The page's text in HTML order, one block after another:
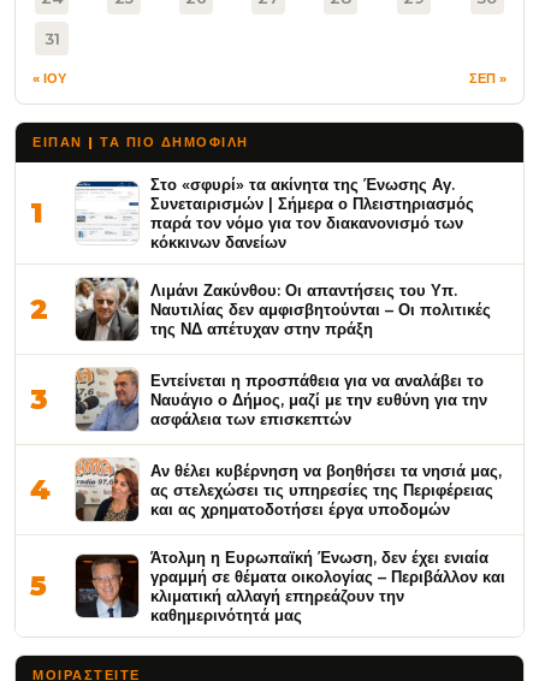
31
« ΙΟΥ ΣΕΠ »
ΕΙΠΑΝ | ΤΑ ΠΙΟ ΔΗΜΟΦΙΛΉ
1
Στο «σφυρί» τα ακίνητα της Ένωσης Αγ.
Συνεταιρισμών | Σήμερα ο Πλειστηριασμός
παρά τον νόμο για τον διακανονισμό των
κόκκινων δανείων
2
Λιμάνι Ζακύνθου: Οι απαντήσεις του Υπ.
Ναυτιλίας δεν αμφισβητούνται – Οι πολιτικές
της ΝΔ απέτυχαν στην πράξη
3
Εντείνεται η προσπάθεια για να αναλάβει το
Ναυάγιο ο Δήμος, μαζί με την ευθύνη για την
ασφάλεια των επισκεπτών
4
Αν θέλει κυβέρνηση να βοηθήσει τα νησιά μας,
ας στελεχώσει τις υπηρεσίες της Περιφέρειας
και ας χρηματοδοτήσει έργα υποδομών
5
Άτολμη η Ευρωπαϊκή Ένωση, δεν έχει ενιαία
γραμμή σε θέματα οικολογίας – Περιβάλλον και
κλιματική αλλαγή επηρεάζουν την
καθημερινότητά μας
ΜΟΙΡΑΣΤΕΊΤΕ